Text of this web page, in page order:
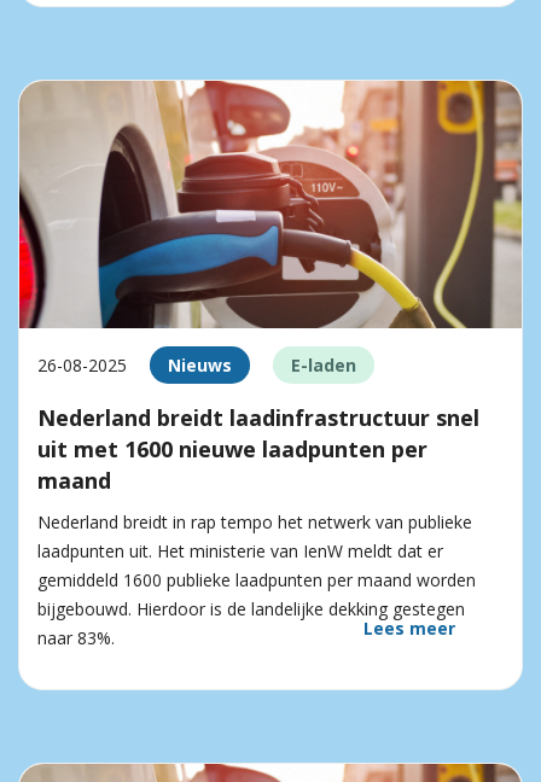
26-08-2025 Nieuws E-laden
Nederland breidt laadinfrastructuur snel
uit met 1600 nieuwe laadpunten per
maand
Nederland breidt in rap tempo het netwerk van publieke
laadpunten uit. Het ministerie van IenW meldt dat er
gemiddeld 1600 publieke laadpunten per maand worden
bijgebouwd. Hierdoor is de landelijke dekking gestegen
naar 83%.
Lees meer